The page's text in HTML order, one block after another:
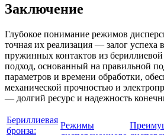
Заключение
Глубокое понимание режимов
точная их реализация — залог успеха
пружинных контактов из
подход, основанный на правильной
параметров и времени обработки,
механической прочностью и
— долгий ресурс и надежность
Бериллиевая
бронза:
Режимы